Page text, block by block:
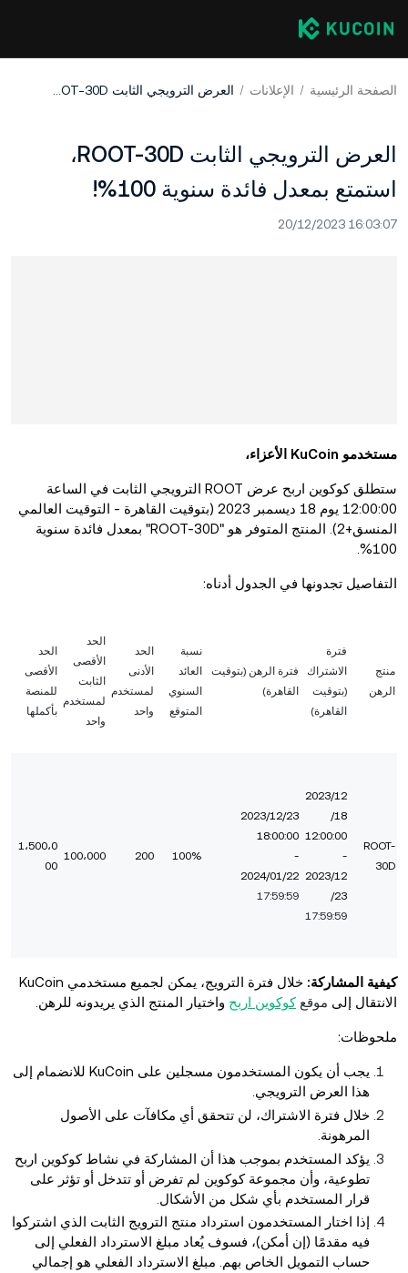
الصفحة الرئيسية الإعلانات العرض الترويجي الثابت ROOT-30D، استمتع بمعدل فائدة سنوية 100%!
العرض الترويجي الثابت ROOT-30D،
استمتع بمعدل فائدة سنوية 100%!
20/12/2023 16:03:07
مستخدمو KuCoin الأعزاء،
ستطلق كوكوين اربح عرض ROOT الترويجي الثابت في الساعة
12:00:00 يوم 18 ديسمبر 2023 (بتوقيت القاهرة - التوقيت العالمي
المنسق+2). المنتج المتوفر هو "ROOT-30D" بمعدل فائدة سنوية
100%.
التفاصيل تجدونها في الجدول أدناه:
منتج
الرهن
فترة
الاشتراك
(بتوقيت
القاهرة)
فترة الرهن (بتوقيت
القاهرة)
نسبة
العائد
السنوي
المتوقع
الحد
الأدنى
لمستخدم
واحد
الحد
الأقصى
الثابت
لمستخدم
واحد
الحد
الأقصى
للمنصة
بأكملها
ROOT-
30D
2023/12
/18
12:00:00
-
2023/12
/23
17:59:59
2023/12/23
18:00:00
-
2024/01/22
17:59:59
100%
200 100،000
1،500،0
00
كيفية المشاركة:
خلال فترة الترويج، يمكن لجميع مستخدمي KuCoin
الانتقال إلى موقعكوكوين اربح واختيار المنتج الذي يريدونه للرهن.
ملحوظات:
يجب أن يكون المستخدمون
مسجلين على KuCoin للانضمام إلى
هذا العرض الترويجي.
خلال فترة الاشتراك، لن تتحقق أي مكافآت على الأصول
المرهونة.
يؤكد المستخدم بموجب هذا أن المشاركة في نشاط كوكوين اربح
تطوعية، وأن مجموعة كوكوين لم تفرض أو تتدخل أو تؤثر على
قرار المستخدم بأي شكل من الأشكال.
إذا اختار المستخدمون استرداد منتج الترويج الثابت الذي اشتركوا
فيه مقدمًا (إن أمكن)، فسوف يُعاد مبلغ الاسترداد الفعلي إلى
حساب التمويل الخاص بهم. مبلغ الاسترداد الفعلي هو إجمالي